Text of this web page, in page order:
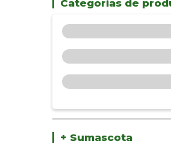
Categorías de
+ Sumascota